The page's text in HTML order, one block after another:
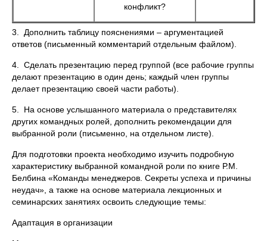
конфликт?
3. Дополнить таблицу пояснениями – аргументацией
ответов (письменный комментарий отдельным файлом).
4. Сделать презентацию перед группой (все рабочие группы
делают презентацию в один день; каждый член группы
делает презентацию своей части работы).
5. На основе услышанного материала о представителях
других командных ролей, дополнить рекомендации для
выбранной роли (письменно, на отдельном листе).
Для подготовки проекта необходимо изучить подробную
характеристику выбранной командной роли по книге Р.М.
Белбина «Команды менеджеров. Секреты успеха и причины
неудач», а также на основе материала лекционных и
семинарских занятиях освоить следующие темы:
Адаптация в организации